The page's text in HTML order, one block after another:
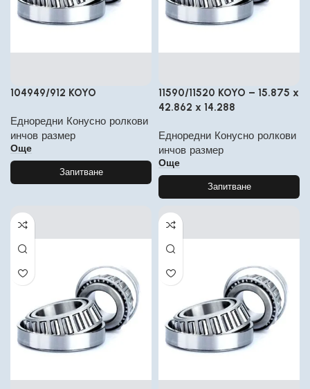
104949/912 KOYO
Едноредни Конусно ролкови
инчов размер
Още
Запитване
11590/11520 KOYO – 15.875 x
42.862 x 14.288
Едноредни Конусно ролкови
инчов размер
Още
Запитване